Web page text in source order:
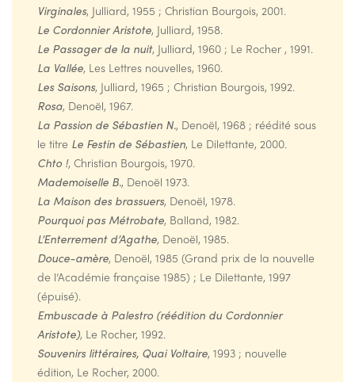
Virginales, Julliard, 1955 ; Christian Bourgois, 2001.
Le Cordonnier Aristote, Julliard, 1958.
Le Passager de la nuit, Julliard, 1960 ; Le Rocher , 1991.
La Vallée, Les Lettres nouvelles, 1960.
Les Saisons, Julliard, 1965 ; Christian Bourgois, 1992.
Rosa, Denoël, 1967.
La Passion de Sébastien N., Denoël, 1968 ; réédité sous
le titre Le Festin de Sébastien, Le Dilettante, 2000.
Chto !, Christian Bourgois, 1970.
Mademoiselle B., Denoël 1973.
La Maison des brassuers, Denoël, 1978.
Pourquoi pas Métrobate, Balland, 1982.
L’Enterrement d’Agathe, Denoël, 1985.
Douce-amère, Denoël, 1985 (Grand prix de la nouvelle
de l’Académie française 1985) ; Le Dilettante, 1997
(épuisé).
Embuscade à Palestro (réédition du Cordonnier
Aristote), Le Rocher, 1992.
Souvenirs littéraires, Quai Voltaire, 1993 ; nouvelle
édition, Le Rocher, 2000.